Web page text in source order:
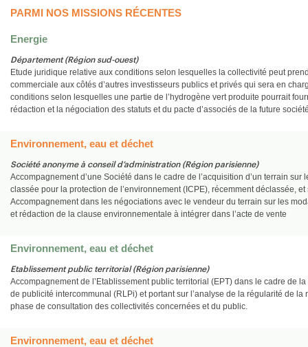
PARMI NOS MISSIONS RÉCENTES
Energie
Département (Région sud-ouest)
Etude juridique relative aux conditions selon lesquelles la collectivité peut
commerciale aux côtés d’autres investisseurs publics et privés qui sera en
conditions selon lesquelles une partie de l’hydrogène vert produite pourrait
rédaction et la négociation des statuts et du pacte d’associés de la future
Environnement, eau et déchet
Société anonyme à conseil d’administration (Région parisienne)
Accompagnement d’une Société dans le cadre de l’acquisition d’un terrain
classée pour la protection de l’environnement (ICPE), récemment déclassée,
Accompagnement dans les négociations avec le vendeur du terrain sur les
et rédaction de la clause environnementale à intégrer dans l’acte de vente
Environnement, eau et déchet
Etablissement public territorial (Région parisienne)
Accompagnement de l’Etablissement public territorial (EPT) dans le cadre de
de publicité intercommunal (RLPi) et portant sur l’analyse de la régularité de
phase de consultation des collectivités concernées et du public.
Environnement, eau et déchet